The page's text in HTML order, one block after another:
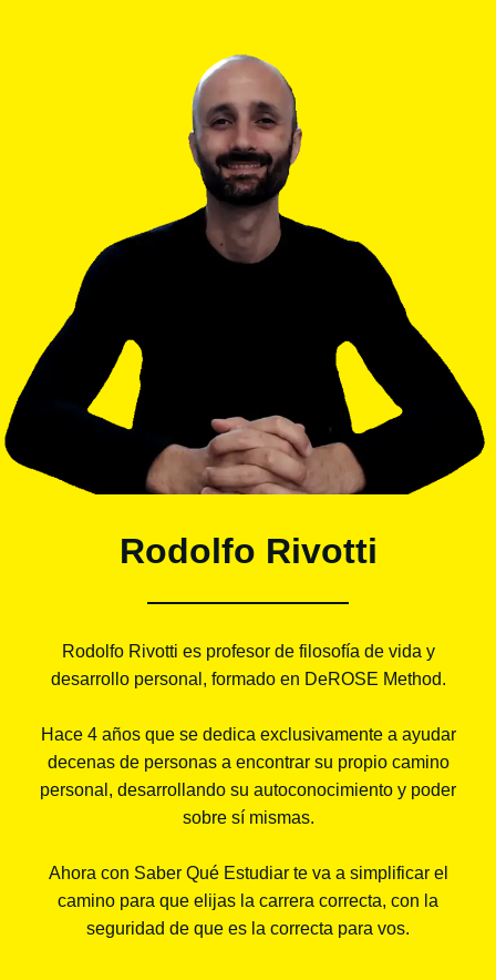
Rodolfo Rivotti
Rodolfo Rivotti es profesor de filosofía de vida y
desarrollo personal, formado en DeROSE Method.
Hace 4 años que se dedica exclusivamente a ayudar
decenas de personas a encontrar su propio camino
personal, desarrollando su autoconocimiento y poder
sobre sí mismas.
Ahora con Saber Qué Estudiar te va a simplificar el
camino para que elijas la carrera correcta, con la
seguridad de que es la correcta para vos.